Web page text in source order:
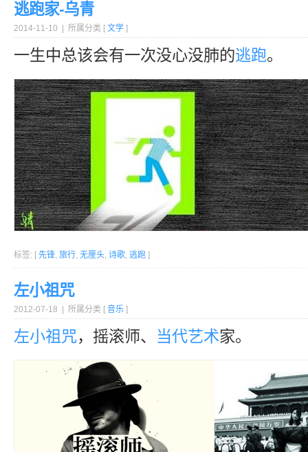
逃跑家-乌青
2014-11-10 | 所属分类 [ 文学 ]
一生中总该会有一次没心没肺的逃跑。
标签: [ 先锋, 旅行, 无厘头, 诗歌, 逃跑 ]
左小祖咒
2012-07-18 | 所属分类 [ 音乐 ]
左小祖咒，摇滚师、 当代艺术家。